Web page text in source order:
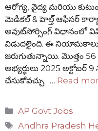
ఆరోగ్య, వైద్య మరియు
మెడికల్ & హెల్త్ ఆఫీసర్
అవుట్‌సోర్సింగ్ విధానంలో
విడుదలైంది. ఈ నియామకాలు
జరుగుతున్నాయి. మొత్తం
అభ్యర్థులు 2025 అక్టోబర్
చేసుకోవచ్చు. … Read
Categories
AP Govt Jobs
Tags
Andhra Pradesh